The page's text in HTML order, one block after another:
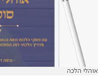
אוהלי הלכה